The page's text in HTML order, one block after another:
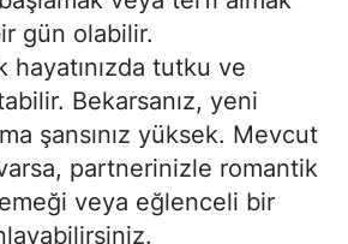
gün olabilir.
hayatınızda tutku ve
Bekarsanız, yeni
şansınız yüksek. Mevcut
partnerinizle romantik
veya eğlenceli bir